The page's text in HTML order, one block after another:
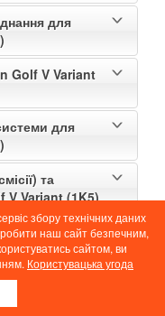
для
Golf V Variant
для
та
V Variant (1K5)
для
Volkswagen
збору технічних даних
наш сайт безпечним,
сайтом, ви
Користувацька угода